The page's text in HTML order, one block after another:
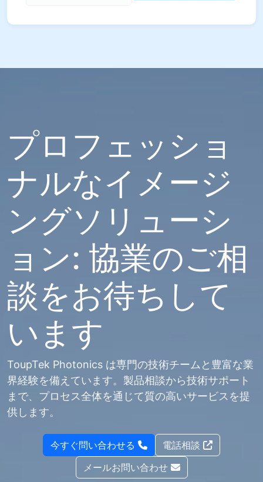
プロフェッショ
ナルなイメージ
ングソリューシ
ョン: 協業のご相
談をお待ちして
います
ToupTek Photonics は専門の技術チームと豊富な業
界経験を備えています。製品相談から技術サポート
まで、プロセス全体を通じて質の高いサービスを提
供します。
今すぐ問い合わせる
電話相談
メールお問い合わせ